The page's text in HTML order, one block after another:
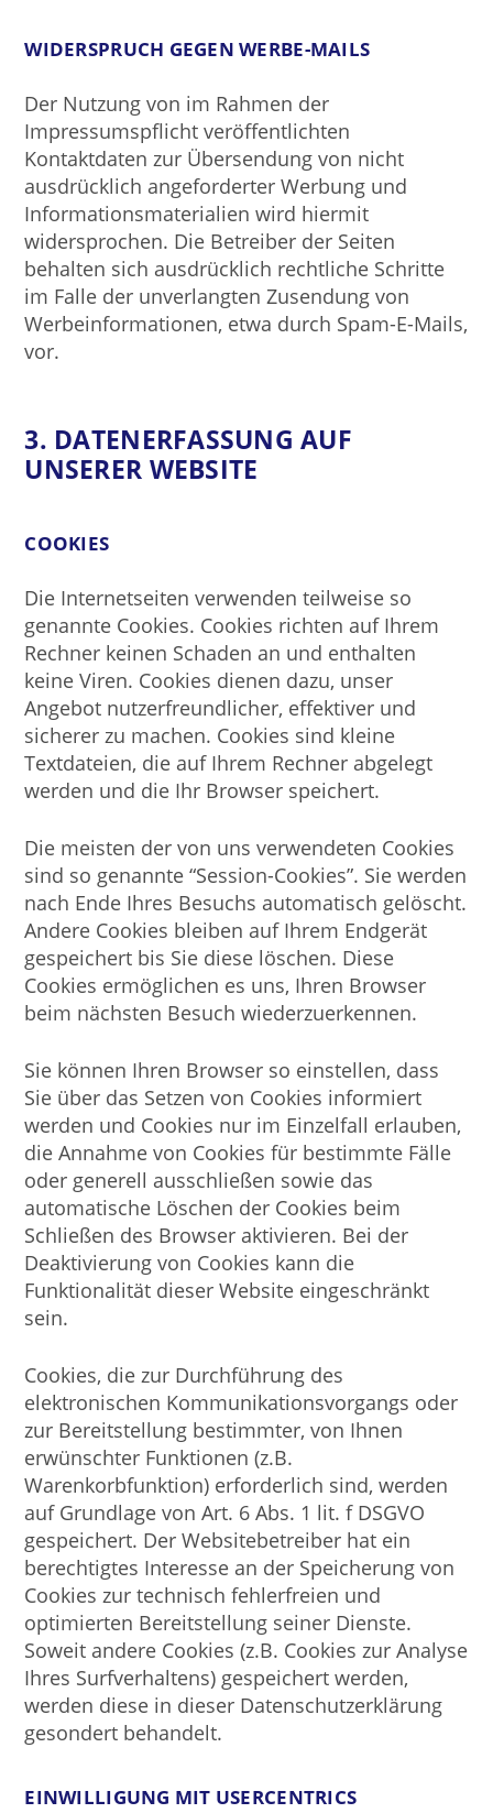
WIDERSPRUCH GEGEN WERBE-MAILS
Der Nutzung von im Rahmen der
Impressumspflicht veröffentlichten
Kontaktdaten zur Übersendung von nicht
ausdrücklich angeforderter Werbung und
Informationsmaterialien wird hiermit
widersprochen. Die Betreiber der Seiten
behalten sich ausdrücklich rechtliche Schritte
im Falle der unverlangten Zusendung von
Werbeinformationen, etwa durch Spam-E-Mails,
vor.
3. DATENERFASSUNG AUF
UNSERER WEBSITE
COOKIES
Die Internetseiten verwenden teilweise so
genannte Cookies. Cookies richten auf Ihrem
Rechner keinen Schaden an und enthalten
keine Viren. Cookies dienen dazu, unser
Angebot nutzerfreundlicher, effektiver und
sicherer zu machen. Cookies sind kleine
Textdateien, die auf Ihrem Rechner abgelegt
werden und die Ihr Browser speichert.
Die meisten der von uns verwendeten Cookies
sind so genannte “Session-Cookies”. Sie werden
nach Ende Ihres Besuchs automatisch gelöscht.
Andere Cookies bleiben auf Ihrem Endgerät
gespeichert bis Sie diese löschen. Diese
Cookies ermöglichen es uns, Ihren Browser
beim nächsten Besuch wiederzuerkennen.
Sie können Ihren Browser so einstellen, dass
Sie über das Setzen von Cookies informiert
werden und Cookies nur im Einzelfall erlauben,
die Annahme von Cookies für bestimmte Fälle
oder generell ausschließen sowie das
automatische Löschen der Cookies beim
Schließen des Browser aktivieren. Bei der
Deaktivierung von Cookies kann die
Funktionalität dieser Website eingeschränkt
sein.
Cookies, die zur Durchführung des
elektronischen Kommunikationsvorgangs oder
zur Bereitstellung bestimmter, von Ihnen
erwünschter Funktionen (z.B.
Warenkorbfunktion) erforderlich sind, werden
auf Grundlage von Art. 6 Abs. 1 lit. f DSGVO
gespeichert. Der Websitebetreiber hat ein
berechtigtes Interesse an der Speicherung von
Cookies zur technisch fehlerfreien und
optimierten Bereitstellung seiner Dienste.
Soweit andere Cookies (z.B. Cookies zur Analyse
Ihres Surfverhaltens) gespeichert werden,
werden diese in dieser Datenschutzerklärung
gesondert behandelt.
EINWILLIGUNG MIT USERCENTRICS